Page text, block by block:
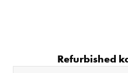
Refurbished